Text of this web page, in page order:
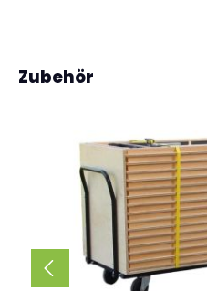
Produktgalerie überspringen
Zubehör